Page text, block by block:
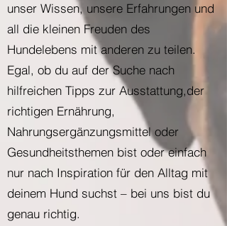
unser Wissen, unsere Erfahrungen und
all die kleinen Freuden des
Hundelebens mit anderen zu teilen.
Egal, ob du auf der Suche nach
hilfreichen Tipps zur Ausstattung,der
richtigen Ernährung,
Nahrungsergänzungsmittel oder
Gesundheitsthemen bist oder einfach
nur nach Inspiration für den Alltag mit
deinem Hund suchst – bei uns bist du
genau richtig.